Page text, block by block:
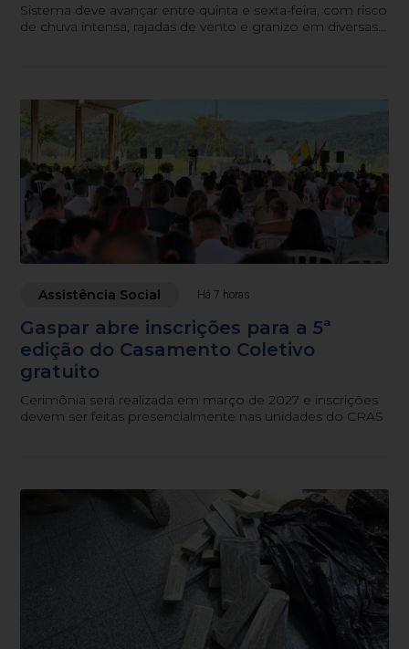
Sistema deve avançar entre quinta e sexta-feira, com risco
de chuva intensa, rajadas de vento e granizo em diversas
Assistência Social Há 7 horas
Gaspar abre inscrições para a 5ª
edição do Casamento Coletivo
gratuito
Cerimônia será realizada em março de 2027 e inscrições
devem ser feitas presencialmente nas unidades do CRAS